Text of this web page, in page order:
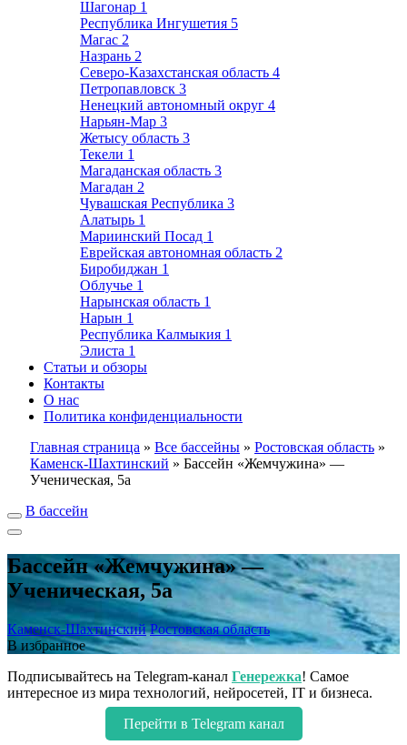
Шагонар 1
Республика Ингушетия 5
Магас 2
Назрань 2
Северо-Казахстанская область 4
Петропавловск 3
Ненецкий автономный округ 4
Нарьян-Мар 3
Жетысу область 3
Текели 1
Магаданская область 3
Магадан 2
Чувашская Республика 3
Алатырь 1
Мариинский Посад 1
Еврейская автономная область 2
Биробиджан 1
Облучье 1
Нарынская область 1
Нарын 1
Республика Калмыкия 1
Элиста 1
Статьи и обзоры
Контакты
О нас
Политика конфиденциальности
Главная страница » Все бассейны » Ростовская область »
Каменск-Шахтинский » Бассейн «Жемчужина» —
Ученическая, 5а
В бассейн
Бассейн «Жемчужина» —
Ученическая, 5а
Каменск-Шахтинский Ростовская область
В избранное
Подписывайтесь на Telegram-канал Генережка! Самое
интересное из мира технологий, нейросетей, IT и бизнеса.
Перейти в Telegram канал